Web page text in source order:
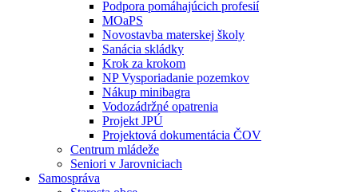
Podpora pomáhajúcich profesií
MOaPS
Novostavba materskej školy
Sanácia skládky
Krok za krokom
NP Vysporiadanie pozemkov
Nákup minibagra
Vodozádržné opatrenia
Projekt JPÚ
Projektová dokumentácia ČOV
Centrum mládeže
Seniori v Jarovniciach
Samospráva